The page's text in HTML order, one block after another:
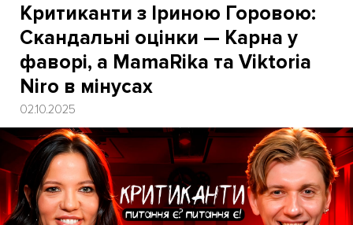
Критиканти з Іриною Горовою:
Скандальні оцінки — Карна у
фаворі, а MamaRika та Viktoria
Niro в мінусах
02.10.2025